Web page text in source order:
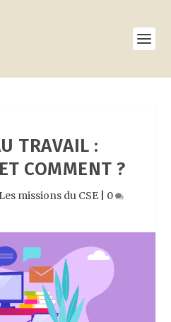
TRAVAIL :
COMMENT ?
Les missions du CSE 0